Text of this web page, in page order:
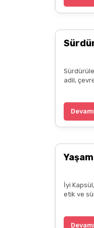
Zeynep
adil,
İyi
etik ve